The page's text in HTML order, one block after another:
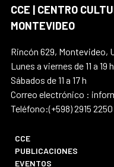
CCE | CENTRO
MONTEVIDEO
Rincón 629, Montevideo,
Lunes a viernes de 11 a 19 h
Sábados de 11 a 17 h
Correo electrónico :
Teléfono:(+598) 2915 2250
CCE
PUBLICACIONES
EVENTOS